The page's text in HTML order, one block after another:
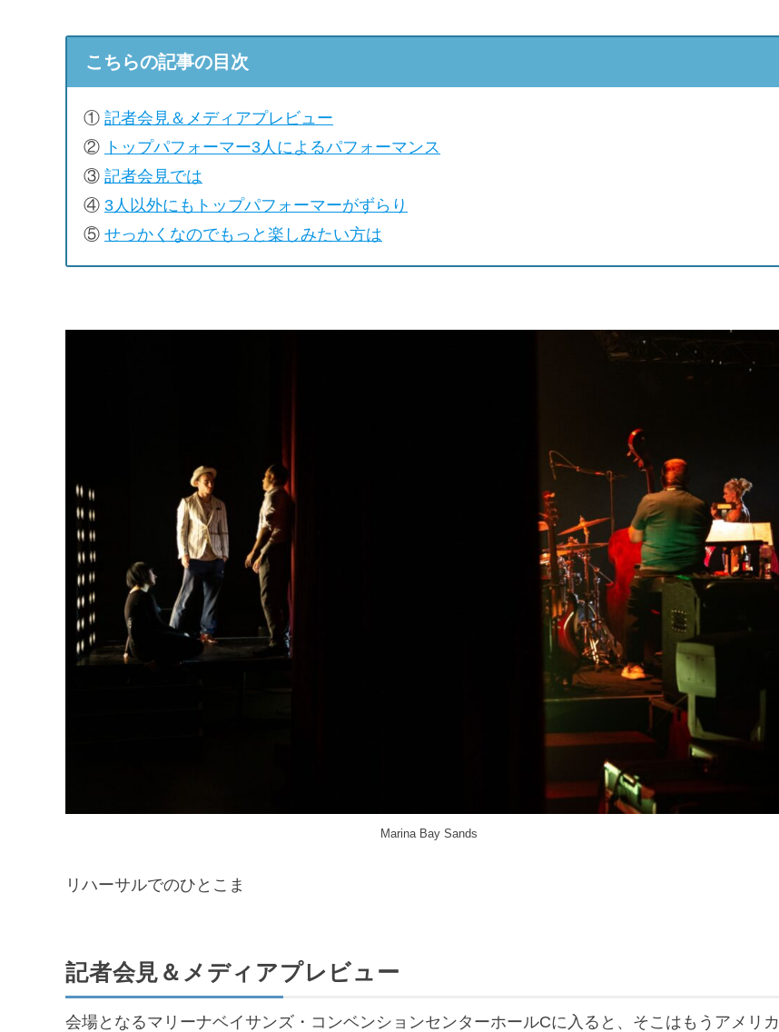
こちらの記事の目次
① 記者会見＆メディアプレビュー
② トップパフォーマー3人によるパフォーマンス
③ 記者会見では
④ 3人以外にもトップパフォーマーがずらり
⑤ せっかくなのでもっと楽しみたい方は
Marina Bay Sands
リハーサルでのひとこま
記者会見＆メディアプレビュー
会場となるマリーナベイサンズ・コンベンションセンターホールCに入ると、そこはもうアメリカ